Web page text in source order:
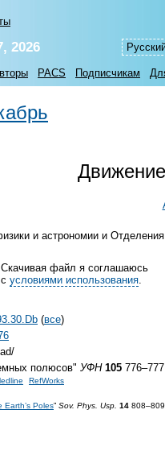
2026
PACS Подписчикам
и астрономии и
Скачивая файл я соглашаюсь
с условиями использования.
(все)
полюсов" УФН 105
RefWorks
Earth’s Poles” Sov. Phys. Usp. 14